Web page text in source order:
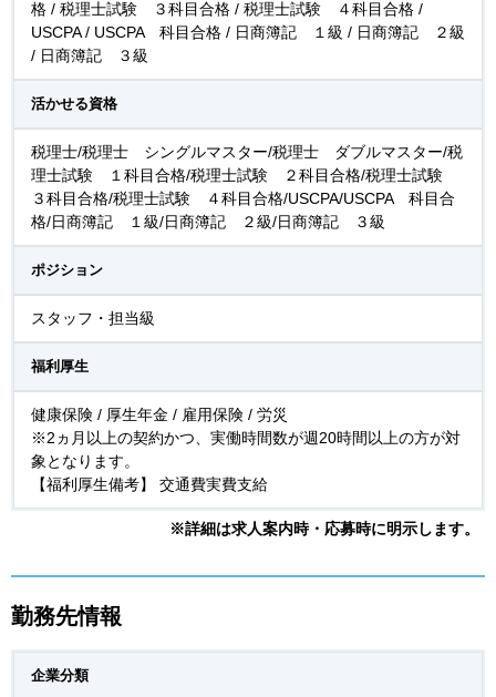
格 / 税理士試験 ３科目合格 / 税理士試験 ４科目合格 /
USCPA / USCPA 科目合格 / 日商簿記 １級 / 日商簿記 ２級
/ 日商簿記 ３級
活かせる資格
税理士/税理士 シングルマスター/税理士 ダブルマスター/税
理士試験 １科目合格/税理士試験 ２科目合格/税理士試験
３科目合格/税理士試験 ４科目合格/USCPA/USCPA 科目合
格/日商簿記 １級/日商簿記 ２級/日商簿記 ３級
ポジション
スタッフ・担当級
福利厚生
健康保険 / 厚生年金 / 雇用保険 / 労災
※2ヵ月以上の契約かつ、実働時間数が週20時間以上の方が対
象となります。
【福利厚生備考】 交通費実費支給
※詳細は求人案内時・応募時に明示します。
勤務先情報
企業分類